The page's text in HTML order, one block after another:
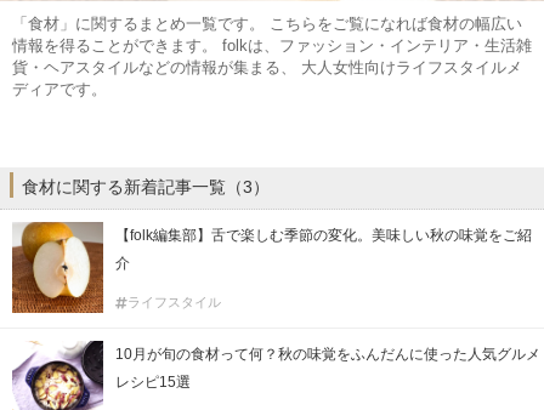
「食材」に関するまとめ一覧です。 こちらをご覧になれば食材の幅広い
情報を得ることができます。 folkは、ファッション・インテリア・生活雑
貨・ヘアスタイルなどの情報が集まる、 大人女性向けライフスタイルメ
ディアです。
食材に関する新着記事一覧（3）
【folk編集部】舌で楽しむ季節の変化。美味しい秋の味覚をご紹
介
ライフスタイル
10月が旬の食材って何？秋の味覚をふんだんに使った人気グルメ
レシピ15選